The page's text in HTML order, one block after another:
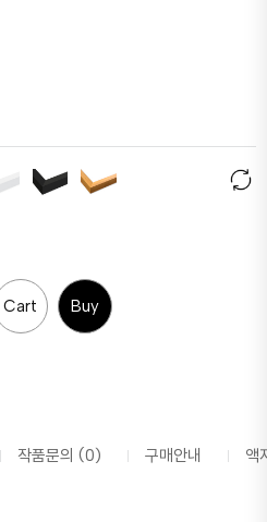
Cart Buy
작품문의 (0) 구매안내 액